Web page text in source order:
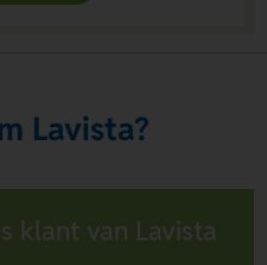
Lavista?
klant van Lavista